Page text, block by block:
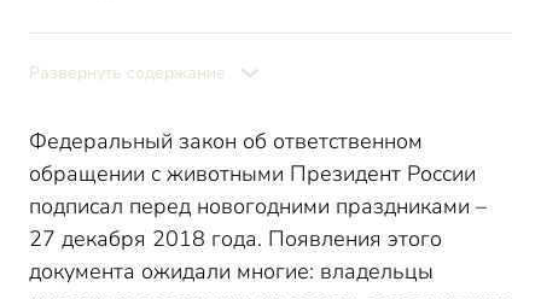
Требования к содержанию домашних питомцев
приютах
Использование животных в культурно-зрелищных
мероприятиях
Закон о животных 2018 года: за что его критикуют
Развернуть содержание
Федеральный закон об ответственном
обращении с животными Президент России
подписал перед новогодними праздниками –
27 декабря 2018 года. Появления этого
документа ожидали многие: владельцы